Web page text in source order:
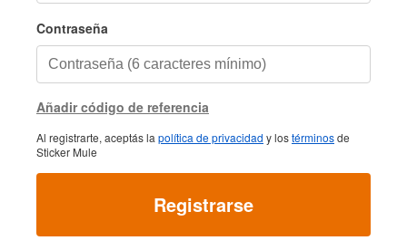
Contraseña
Añadir código de referencia
Al registrarte, aceptás la política de privacidad y lostérminosde
Sticker Mule
Registrarse